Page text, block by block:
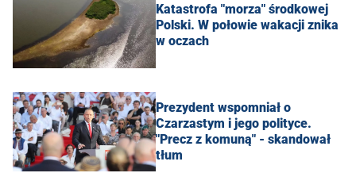
Katastrofa "morza" środkowej
Polski. W połowie wakacji znika
w oczach
Prezydent wspomniał o
Czarzastym i jego polityce.
"Precz z komuną" - skandował
tłum